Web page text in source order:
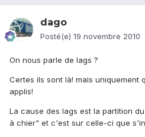
dago
Posté(e) 19 novembre 2010
On nous parle de lags ?
Certes ils sont là! mais uniquement
applis!
La cause des lags est la partition
à chier" et c'est sur celle-ci que